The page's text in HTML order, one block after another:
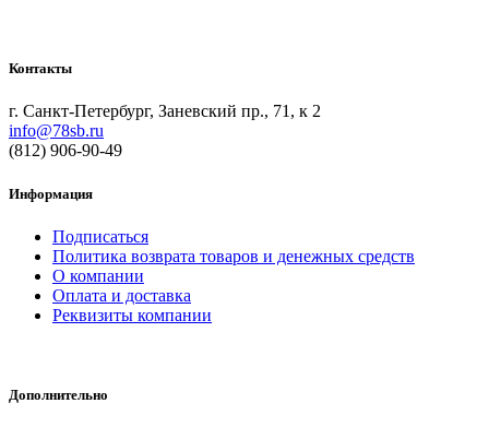
Контакты
г. Санкт-Петербург, Заневский пр., 71, к 2
info@78sb.ru
(812) 906-90-49
Информация
Подписаться
Политика возврата товаров и денежных средств
О компании
Оплата и доставка
Реквизиты компании
Дополнительно